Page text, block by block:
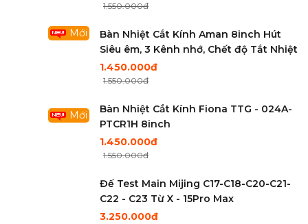
1.550.000đ
Mới
Bàn Nhiệt Cắt Kính Aman 8inch Hút
Siêu êm, 3 Kênh nhớ, Chết độ Tắt Nhiệt
1.450.000đ
1.550.000đ
Mới
Bàn Nhiệt Cắt Kính Fiona TTG - 024A-
PTCR1H 8inch
1.450.000đ
1.550.000đ
Đế Test Main Mijing C17-C18-C20-C21-
C22 - C23 Từ X - 15Pro Max
3.250.000đ